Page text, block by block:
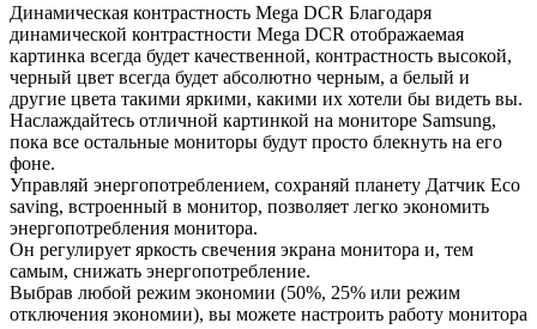
Динамическая контрастность Mega DCR Благодаря
динамической контрастности Mega DCR отображаемая
картинка всегда будет качественной, контрастность высокой,
черный цвет всегда будет абсолютно черным, а белый и
другие цвета такими яркими, какими их хотели бы видеть вы.
Наслаждайтесь отличной картинкой на мониторе Samsung,
пока все остальные мониторы будут просто блекнуть на его
фоне.
Управляй энергопотреблением, сохраняй планету Датчик Eco
saving, встроенный в монитор, позволяет легко экономить
энергопотребления монитора.
Он регулирует яркость свечения экрана монитора и, тем
самым, снижать энергопотребление.
Выбрав любой режим экономии (50%, 25% или режим
отключения экономии), вы можете настроить работу монитора